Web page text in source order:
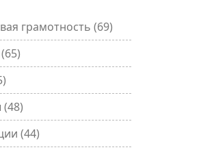
грамотность (69)
(65)
(48)
(44)